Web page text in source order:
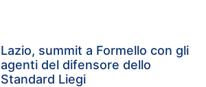
Lazio, summit a Formello con gli
agenti del difensore dello
Standard Liegi